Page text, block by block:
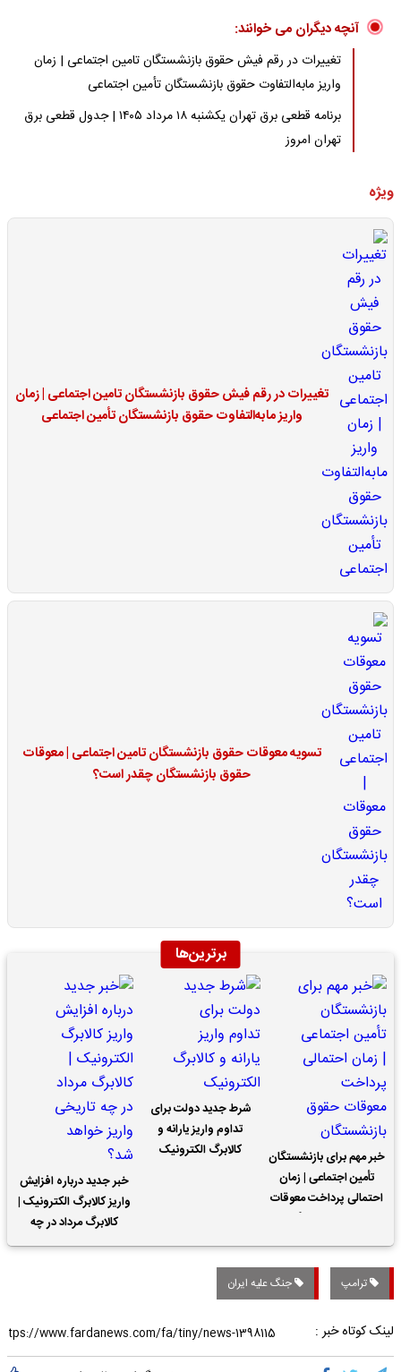
آنچه دیگران می خوانند:
تغییرات در رقم فیش حقوق بازنشستگان تامین اجتماعی | زمان
واریز مابه‌التفاوت حقوق بازنشستگان تأمین اجتماعی
برنامه قطعی برق تهران یکشنبه ۱۸ مرداد ۱۴۰۵ | جدول قطعی برق
تهران امروز
ویژه
تغییرات در رقم فیش حقوق بازنشستگان تامین اجتماعی | زمان
واریز مابه‌التفاوت حقوق بازنشستگان تأمین اجتماعی
تسویه معوقات حقوق بازنشستگان تامین اجتماعی | معوقات
حقوق بازنشستگان چقدر است؟
برترین‌ها
خبر مهم برای بازنشستگان
تأمین اجتماعی | زمان
احتمالی پرداخت معوقات
شرط جدید دولت برای
تداوم واریز یارانه و
کالابرگ الکترونیک
خبر جدید درباره افزایش
واریز کالابرگ الکترونیک |
کالابرگ مرداد در چه
تاریخی واریز خواهد شد؟
ترامپ جنگ علیه ایران
لینک کوتاه خبر :